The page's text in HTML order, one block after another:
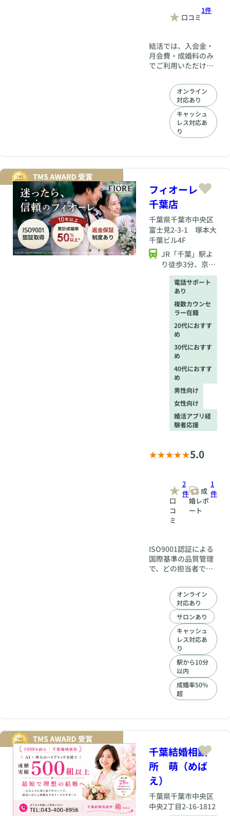
口コミ
1件
結活では、入会金・
月会費・成婚料のみ
でご利用いただけま
課金やオプションを
利用しなければスム
ーズに婚活できな
い…といったことは
一切ありません。 明
確で安心の料金体系
講可能！ （※一部有
料スクールあり） 婚
活に役立つ学びを自
由に取り入れていた
だけます。 ※なお、
パーティー参加費や
一部の特別オプショ
ンなど、任意で発生
する費用は別途ご負
担頂きます。
オンライン
対応あり
キャッシュ
レス対応あ
り
フィオーレ
千葉店
千葉県千葉市中央区
富士見2-3-1 塚本大
千葉ビル4F
JR「千葉」駅よ
り徒歩3分、京成
電鉄「京成千
葉」駅より徒歩3
電話サポート
あり
複数カウンセ
ラー在籍
20代におすす
め
30代におすす
め
40代におすす
め
男性向け
女性向け
婚活アプリ経
験者応援
5.0
口
コ
ミ
2
件
成
婚レポ
ート
1
件
ISO9001認証による
国際基準の品質管理
で、どの担当者でも
サポート。結婚相談
所フィオーレ千葉店
なら、初めての方も
安心して婚活に集中
できます。
オンライン
対応あり
サロンあり
キャッシュ
レス対応あ
り
駅から10分
以内
成婚率50%
超
千葉結婚相談
所 萌（めば
え）
千葉県千葉市中央区
中央2丁目2-16-1812